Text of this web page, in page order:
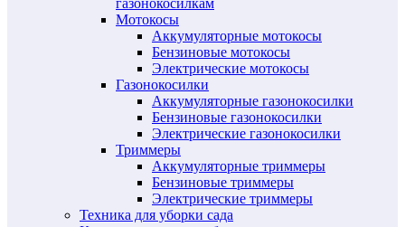
газонокосилкам
Мотокосы
Аккумуляторные мотокосы
Бензиновые мотокосы
Электрические мотокосы
Газонокосилки
Аккумуляторные газонокосилки
Бензиновые газонокосилки
Электрические газонокосилки
Триммеры
Аккумуляторные триммеры
Бензиновые триммеры
Электрические триммеры
Техника для уборки сада